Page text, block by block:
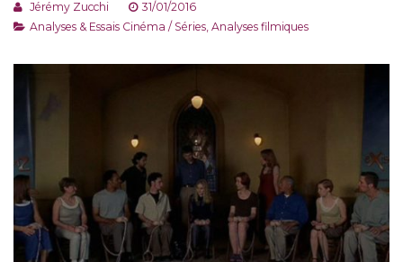
Jérémy Zucchi
31/01/2016
Analyses & Essais Cinéma / Séries Analyses filmiques